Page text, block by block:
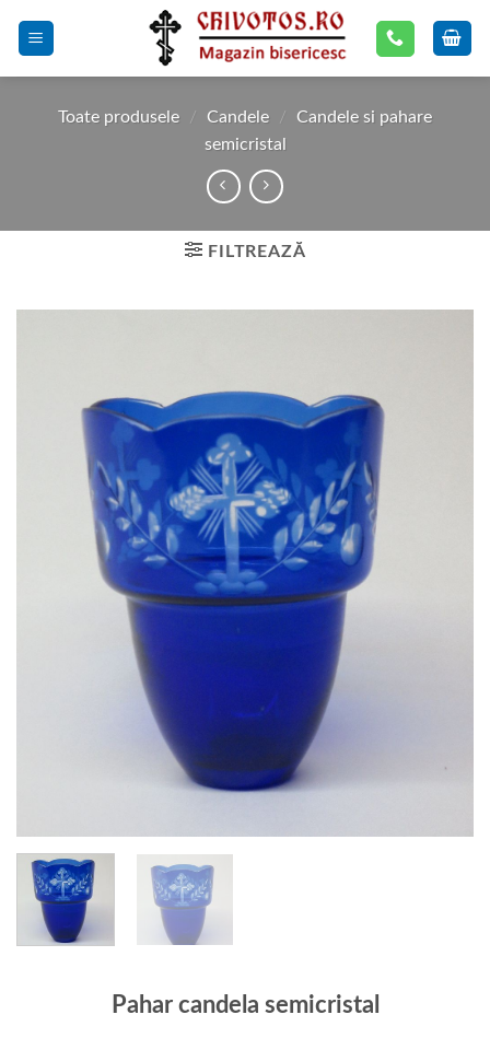
Toate produsele / Candele /
Candele si pahare
semicristal
FILTREAZĂ
Pahar candela semicristal